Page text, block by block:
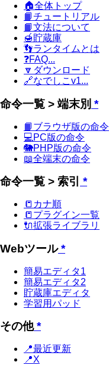
🏠全体トップ
📙チュートリアル
📙文法について
🍯貯蔵庫
👣ランタイムとは
❓FAQ...
🔽ダウンロード
🔗なでしこv1...
命令一覧 > 端末別 *
📙ブラウザ版の命令
💻PC版の命令
🐘PHP版の命令
📖全端末の命令
命令一覧 > 索引 *
📒カナ順
📒プラグイン一覧
🔌拡張ライブラリ
Webツール*
簡易エディタ1
簡易エディタ2
貯蔵庫エディタ
学習用パッド
その他*
📍最近更新
📍X